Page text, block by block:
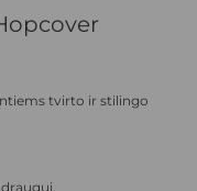
tvirto ir stilingo